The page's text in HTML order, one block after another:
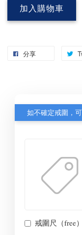
加入購物車
分享
戒圍尺（free）